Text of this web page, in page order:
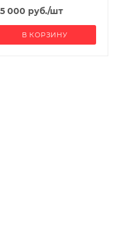
000 руб./шт
В КОРЗИНУ